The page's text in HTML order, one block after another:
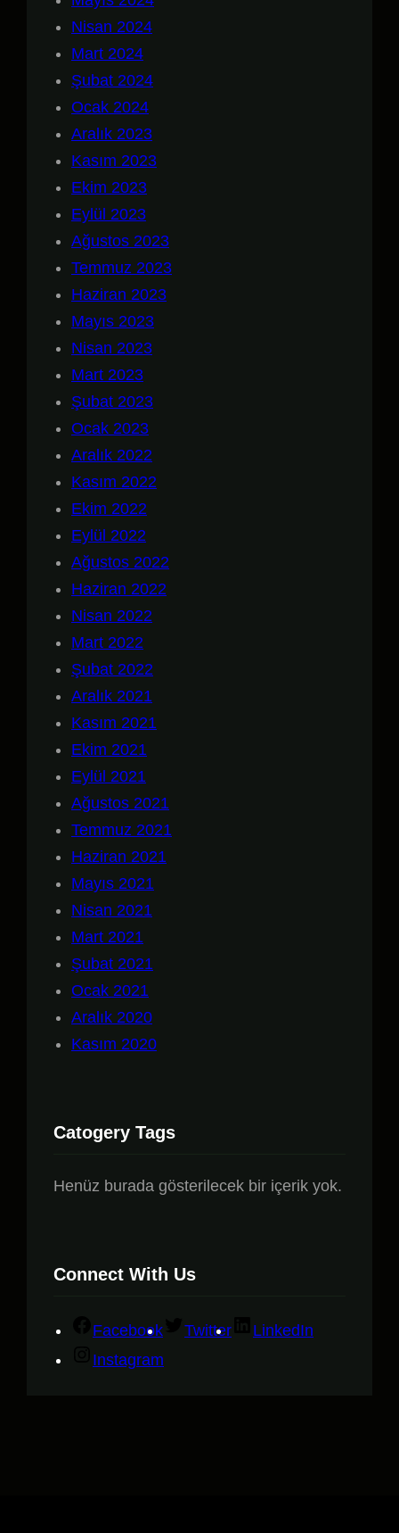
Nisan 2024
Mart 2024
Şubat 2024
Ocak 2024
Aralık 2023
Kasım 2023
Ekim 2023
Eylül 2023
Ağustos 2023
Temmuz 2023
Haziran 2023
Mayıs 2023
Nisan 2023
Mart 2023
Şubat 2023
Ocak 2023
Aralık 2022
Kasım 2022
Ekim 2022
Eylül 2022
Ağustos 2022
Haziran 2022
Nisan 2022
Mart 2022
Şubat 2022
Aralık 2021
Kasım 2021
Ekim 2021
Eylül 2021
Ağustos 2021
Temmuz 2021
Haziran 2021
Mayıs 2021
Nisan 2021
Mart 2021
Şubat 2021
Ocak 2021
Aralık 2020
Kasım 2020
Catogery Tags
Henüz burada gösterilecek bir içerik yok.
Connect With Us
Facebook Twitter
LinkedIn
Instagram